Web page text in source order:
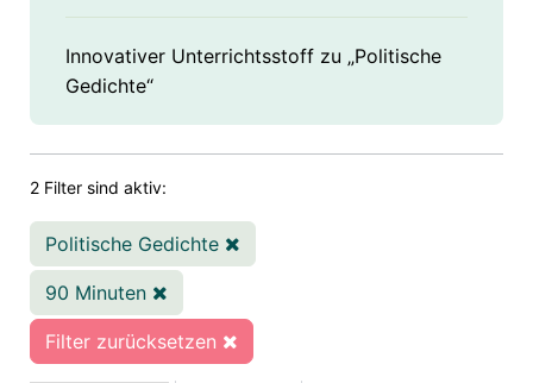
Innovativer Unterrichtsstoff zu „Politische
Gedichte“
2 Filter sind aktiv:
Politische Gedichte
90 Minuten
Filter zurücksetzen